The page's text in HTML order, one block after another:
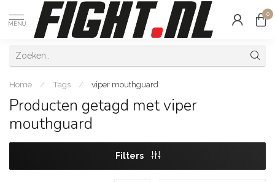
MENU
0
Home / Tags / viper mouthguard
Producten getagd met viper
mouthguard
Filters